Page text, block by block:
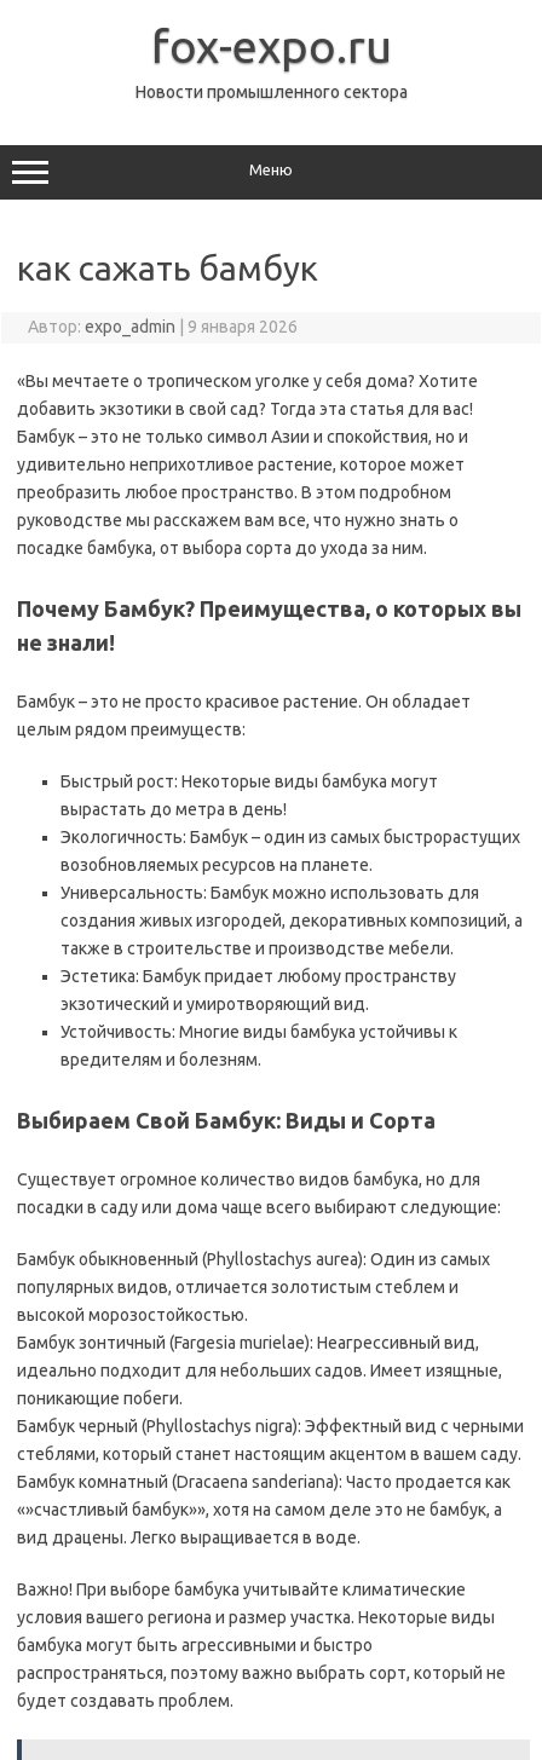
fox-expo.ru
Новости промышленного сектора
Меню
как сажать бамбук
Автор: expo_admin 9 января 2026
«Вы мечтаете о тропическом уголке у себя дома? Хотите
добавить экзотики в свой сад? Тогда эта статья для вас!
Бамбук – это не только символ Азии и спокойствия, но и
удивительно неприхотливое растение, которое может
преобразить любое пространство. В этом подробном
руководстве мы расскажем вам все, что нужно знать о
посадке бамбука, от выбора сорта до ухода за ним.
Почему Бамбук? Преимущества, о которых вы
не знали!
Бамбук – это не просто красивое растение. Он обладает
целым рядом преимуществ:
Быстрый рост: Некоторые виды бамбука могут
вырастать до метра в день!
Экологичность: Бамбук – один из самых быстрорастущих
возобновляемых ресурсов на планете.
Универсальность: Бамбук можно использовать для
создания живых изгородей, декоративных композиций, а
также в строительстве и производстве мебели.
Эстетика: Бамбук придает любому пространству
экзотический и умиротворяющий вид.
Устойчивость: Многие виды бамбука устойчивы к
вредителям и болезням.
Выбираем Свой Бамбук: Виды и Сорта
Существует огромное количество видов бамбука, но для
посадки в саду или дома чаще всего выбирают следующие:
Бамбук обыкновенный (Phyllostachys aurea): Один из самых
популярных видов, отличается золотистым стеблем и
высокой морозостойкостью.
Бамбук зонтичный (Fargesia murielae): Неагрессивный вид,
идеально подходит для небольших садов. Имеет изящные,
поникающие побеги.
Бамбук черный (Phyllostachys nigra): Эффектный вид с черными
стеблями, который станет настоящим акцентом в вашем саду.
Бамбук комнатный (Dracaena sanderiana): Часто продается как
«»счастливый бамбук»», хотя на самом деле это не бамбук, а
вид драцены. Легко выращивается в воде.
Важно! При выборе бамбука учитывайте климатические
условия вашего региона и размер участка. Некоторые виды
бамбука могут быть агрессивными и быстро
распространяться, поэтому важно выбрать сорт, который не
будет создавать проблем.